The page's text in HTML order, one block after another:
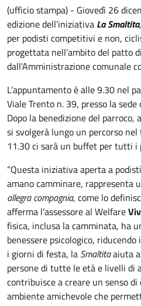
(ufficio stampa) - Giovedì 26
edizione dell’iniziativa La Smaltita
per podisti competitivi e non,
progettata nell’ambito del patto
dall’Amministrazione comunale
L’appuntamento è alle 9.30 nel
Viale Trento n. 39, presso la sede
Dopo la benedizione del parroco,
si svolgerà lungo un percorso
11.30 ci sarà un buffet per tutti i
“Questa iniziativa aperta a
amano camminare, rappresenta
allegra compagnia, come lo
afferma l’assessore al Welfare
fisica, inclusa la camminata, ha
benessere psicologico,
i giorni di festa, la Smaltitaaiuta
persone di tutte le età e livelli di
contribuisce a creare un senso
ambiente amichevole che